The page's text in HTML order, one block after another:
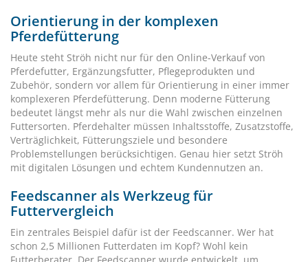
Orientierung in der komplexen
Pferdefütterung
Heute steht Ströh nicht nur für den Online-Verkauf von
Pferdefutter, Ergänzungsfutter, Pflegeprodukten und
Zubehör, sondern vor allem für Orientierung in einer immer
komplexeren Pferdefütterung. Denn moderne Fütterung
bedeutet längst mehr als nur die Wahl zwischen einzelnen
Futtersorten. Pferdehalter müssen Inhaltsstoffe, Zusatzstoffe,
Verträglichkeit, Fütterungsziele und besondere
Problemstellungen berücksichtigen. Genau hier setzt Ströh
mit digitalen Lösungen und echtem Kundennutzen an.
Feedscanner als Werkzeug für
Futtervergleich
Ein zentrales Beispiel dafür ist der Feedscanner. Wer hat
schon 2,5 Millionen Futterdaten im Kopf? Wohl kein